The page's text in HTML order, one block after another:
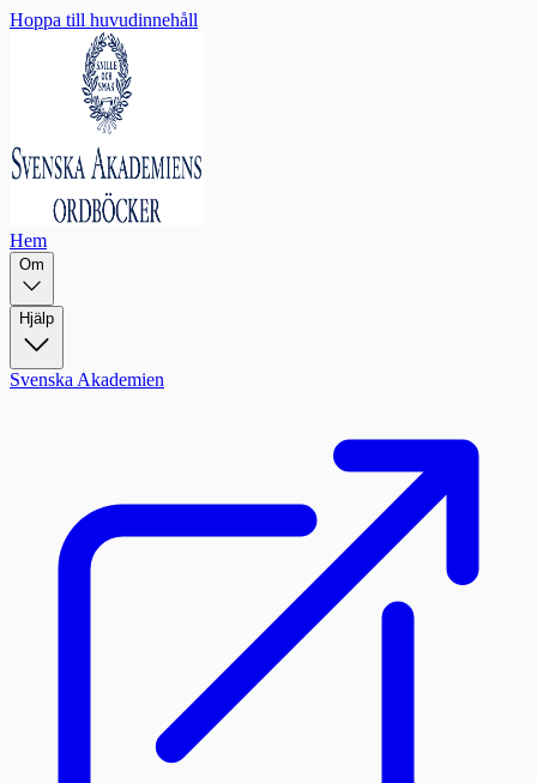
Hoppa till huvudinnehåll
Hem
Om
Hjälp
Svenska Akademien